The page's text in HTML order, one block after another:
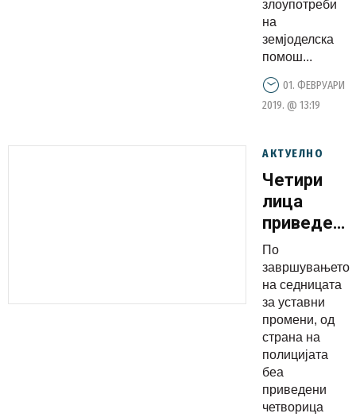
злоупотреби
на
земјоделска
помош...
01. ФЕВРУАРИ
2019. @ 13:19
АКТУЕЛНО
Четири
лица
приведени
на
протестот
пред
По
завршувањето
на седницата
за уставни
промени, од
страна на
полицијата
беа
приведени
четворица